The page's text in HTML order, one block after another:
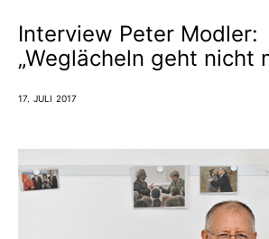
Interview Peter Modler:
„Weglächeln geht nicht
17. JULI 2017